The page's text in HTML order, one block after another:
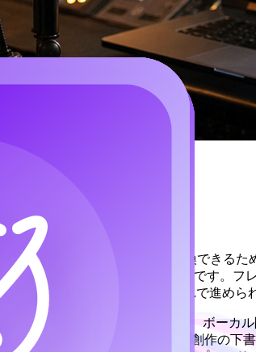
ことなく歌声アイデアへと変換できるた
っての実用的な価値はスピードです。フ
うかを判断する——という流れで進めら
カバー、ボイススタイル実験、ボーカ
全な使い方は、AIボーカルを「創作の下